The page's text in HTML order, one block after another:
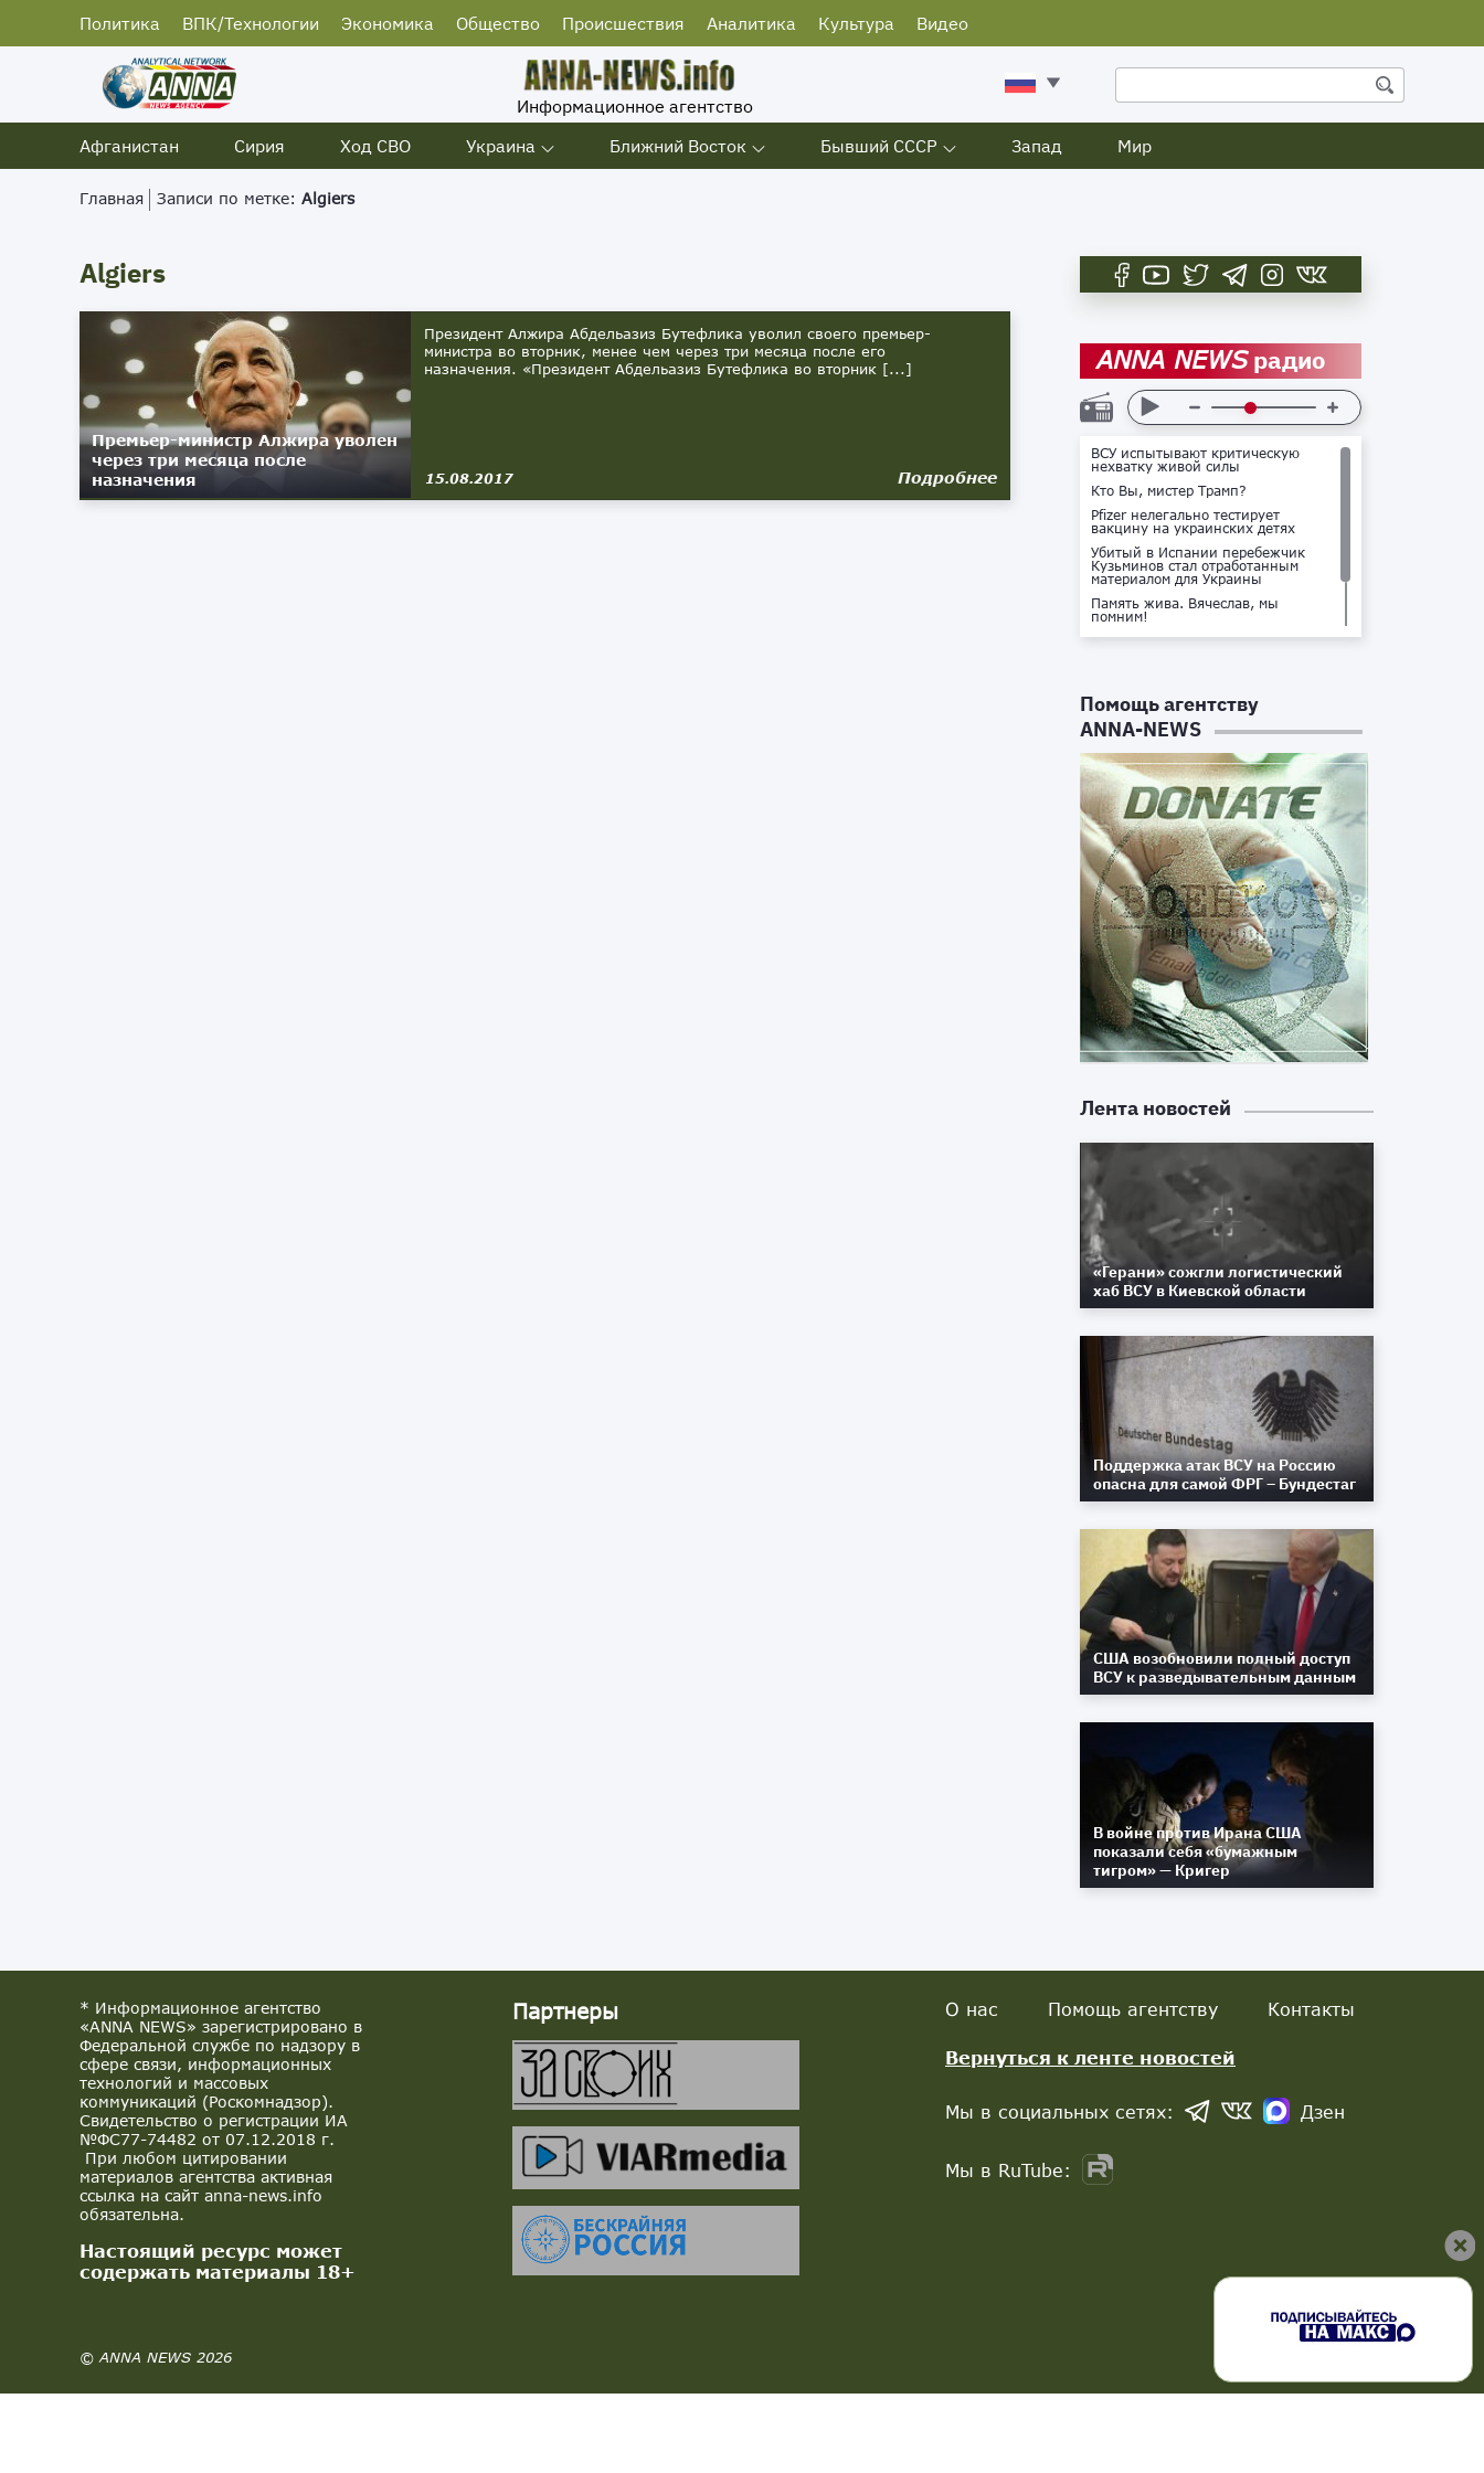
Политика ВПК/Технологии Экономика Общество Происшествия Аналитика Культура Видео
Информационное агентство
Афганистан
Сирия Ход СВО Украина Ближний Восток Бывший СССР Запад Мир
Главная Записи по метке: Algiers
Algiers
Премьер-министр Алжира уволен
через три месяца после
назначения
Президент Алжира Абдельазиз Бутефлика уволил своего премьер-
министра во вторник, менее чем через три месяца после его
назначения. «Президент Абдельазиз Бутефлика во вторник [...]
15.08.2017 Подробнее
ANNA NEWSрадио
ВСУ испытывают критическую
нехватку живой силы
Кто Вы, мистер Трамп?
Pfizer нелегально тестирует
вакцину на украинских детях
Убитый в Испании перебежчик
Кузьминов стал отработанным
материалом для Украины
Память жива. Вячеслав, мы
помним!
Не доставайся ты никому!
Помощь агентству
ANNA-NEWS
Лента новостей
«Герани» сожгли логистический
хаб ВСУ в Киевской области
Поддержка атак ВСУ на Россию
опасна для самой ФРГ – Бундестаг
США возобновили полный доступ
ВСУ к разведывательным данным
В войне против Ирана США
показали себя «бумажным
тигром» — Кригер
* Информационное агентство
«ANNA NEWS» зарегистрировано в
Федеральной службе по надзору в
сфере связи, информационных
технологий и массовых
коммуникаций (Роскомнадзор).
Свидетельство о регистрации ИА
№ФС77-74482 от 07.12.2018 г.
При любом цитировании
материалов агентства активная
ссылка на сайт anna-news.info
обязательна.
Настоящий ресурс может
содержать материалы 18+
© ANNA NEWS 2026
Партнеры О нас Помощь агентству Контакты
Вернуться к ленте новостей
Мы в социальных сетях: Дзен
Мы в RuTube: